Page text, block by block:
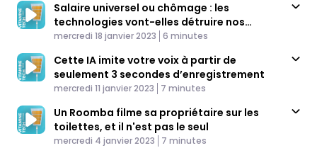
Salaire universel ou chômage : les
technologies vont-elles détruire nos
emplois ?
Published At
mercredi 18 janvier 2023 Time
6 minutes
Cette IA imite votre voix à partir de
seulement 3 secondes d’enregistrement
Published At
mercredi 11 janvier 2023 Time
7 minutes
Un Roomba filme sa propriétaire sur les
toilettes, et il n'est pas le seul
Published At
mercredi 4 janvier 2023 Time
7 minutes